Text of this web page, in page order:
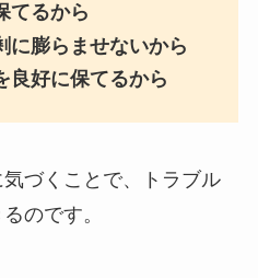
てるから
に膨らませないから
良好に保てるから
づくことで、トラブル
のです。